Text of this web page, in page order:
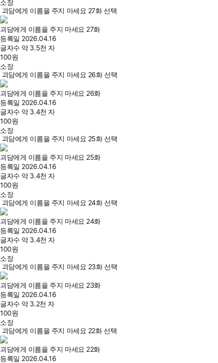
소장
괴담에게 이름을 주지 마세요 27화 선택
괴담에게 이름을 주지 마세요 27화
등록일 2026.04.16
글자수 약 3.5천 자
100원
소장
괴담에게 이름을 주지 마세요 26화 선택
괴담에게 이름을 주지 마세요 26화
등록일 2026.04.16
글자수 약 3.4천 자
100원
소장
괴담에게 이름을 주지 마세요 25화 선택
괴담에게 이름을 주지 마세요 25화
등록일 2026.04.16
글자수 약 3.4천 자
100원
소장
괴담에게 이름을 주지 마세요 24화 선택
괴담에게 이름을 주지 마세요 24화
등록일 2026.04.16
글자수 약 3.4천 자
100원
소장
괴담에게 이름을 주지 마세요 23화 선택
괴담에게 이름을 주지 마세요 23화
등록일 2026.04.16
글자수 약 3.2천 자
100원
소장
괴담에게 이름을 주지 마세요 22화 선택
괴담에게 이름을 주지 마세요 22화
등록일 2026.04.16